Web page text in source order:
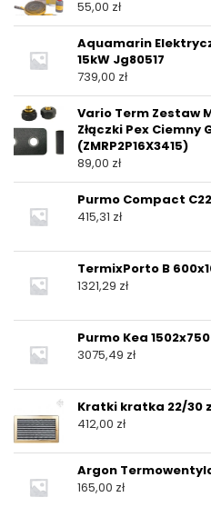
55,00 zł
Aquamarin
15kW Jg80517
739,00 zł
Vario Term Zestaw
Złączki Pex
(ZMRP2P16X3415)
89,00 zł
Purmo Compact
415,31 zł
TermixPorto B
1321,29 zł
Purmo Kea 1502x750
3075,49 zł
Kratki kratka 22/30
412,00 zł
Argon
165,00 zł